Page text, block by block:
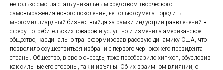
не только смогла стать уникальным средством творческого
самовыражения нового поколения, не только сумела породить
многомиллиардный бизнес, выйдя за рамки индустрии развлечений в
сферу потребительских товаров и услуг, но и изменила американское
общество, кардинально трансформировав расовую динамику США, что
позволило осуществиться избранию первого чернокожего президента
страны. Общество, в свою очередь, тоже преобразило хип-хоп, обусловив
как сильные его стороны, так и изъяны. Об их взаимном влиянии, о